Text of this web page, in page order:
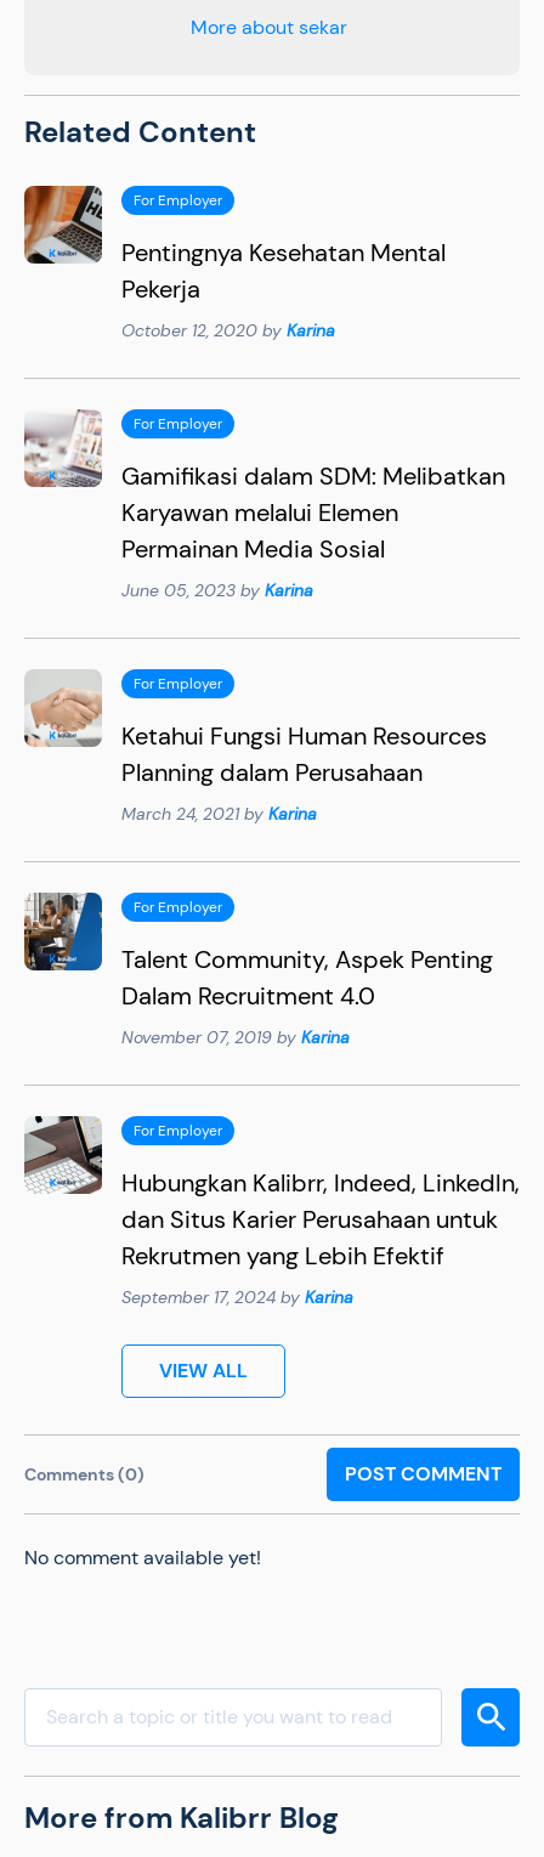
More about sekar
Related Content
For Employer
Pentingnya Kesehatan Mental
Pekerja
October 12, 2020 by Karina
For Employer
Gamifikasi dalam SDM: Melibatkan
Karyawan melalui Elemen
Permainan Media Sosial
June 05, 2023 by Karina
For Employer
Ketahui Fungsi Human Resources
Planning dalam Perusahaan
March 24, 2021 by Karina
For Employer
Talent Community, Aspek Penting
Dalam Recruitment 4.0
November 07, 2019 by Karina
For Employer
Hubungkan Kalibrr, Indeed, LinkedIn,
dan Situs Karier Perusahaan untuk
Rekrutmen yang Lebih Efektif
September 17, 2024 by Karina
VIEW ALL
Comments (0) POST COMMENT
No comment available yet!
More from Kalibrr Blog